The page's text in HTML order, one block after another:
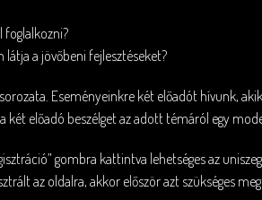
foglalkozni?
látja a jövőbeni fejlesztéseket?
Eseményeinkre két előadót hívunk,
előadó beszélget az adott témáról egy
gombra kattintva lehetséges az
az oldalra, akkor először azt szükséges